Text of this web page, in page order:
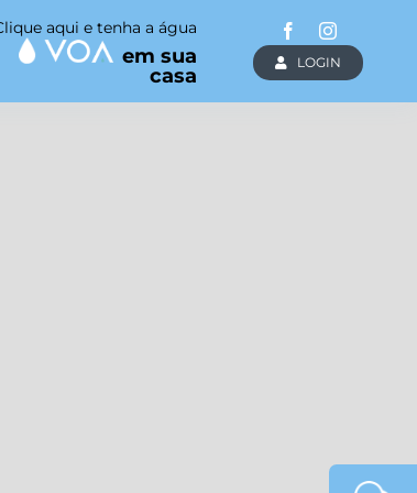
aqui e tenha a água
em sua
casa
LOGIN